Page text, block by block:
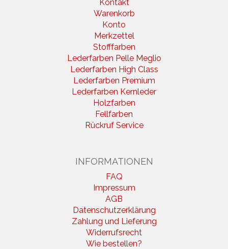
Kontakt
Warenkorb
Konto
Merkzettel
Stofffarben
Lederfarben Pelle Meglio
Lederfarben High Class
Lederfarben Premium
Lederfarben Kernleder
Holzfarben
Fellfarben
Rückruf Service
INFORMATIONEN
FAQ
Impressum
AGB
Datenschutzerklärung
Zahlung und Lieferung
Widerrufsrecht
Wie bestellen?